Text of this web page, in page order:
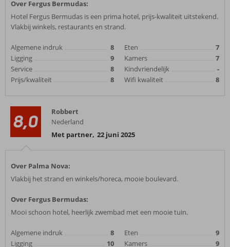
Over Fergus Bermudas:
Hotel Fergus Bermudas is een prima hotel, prijs-kwaliteit uitstekend.
Vlakbij winkels, restaurants en strand.
Algemene indruk
8
Ligging
9
Service
8
Prijs/kwaliteit
8
Eten
7
Kamers
7
Kindvriendelijk
-
Wifi kwaliteit
8
8,0
Robbert
Nederland
Met partner, 22 juni 2025
Over Palma Nova:
Vlakbij het strand en winkels/horeca, mooie boulevard.
Over Fergus Bermudas:
Mooi schoon hotel, heerlijk zwembad met een mooie tuin.
Algemene indruk
8
Ligging
10
Eten
9
Kamers
9